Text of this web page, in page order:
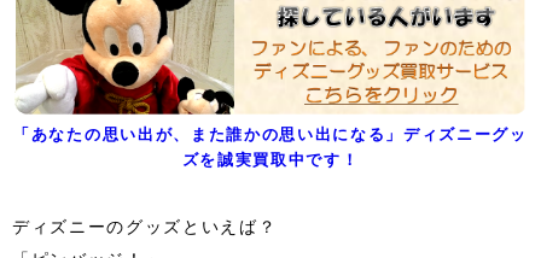
「あなたの思い出が、また誰かの思い出になる」ディズニーグッ
ズを誠実買取中です！
ディズニーのグッズといえば？